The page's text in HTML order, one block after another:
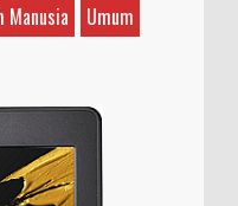
Manusia Umum